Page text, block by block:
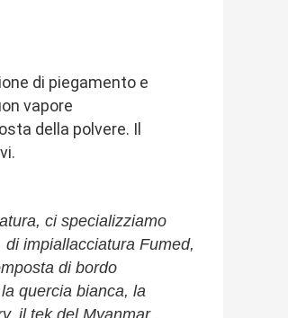
di piegamento e
vapore
della polvere. Il
ci specializziamo
impiallacciatura Fumed,
di bordo
quercia bianca, la